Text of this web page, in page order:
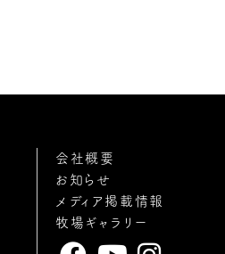
会社概要
お知らせ
メディア掲載情報
牧場ギャラリー